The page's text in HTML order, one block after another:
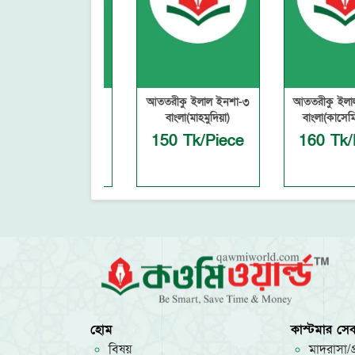
আততরীকু ইলাল ইনশা-৩
বাংলা(মাহমুদিয়া)
150 Tk/Piece
আততরীকু ইলাল
বাংলা(কাসেমিয়া
160 Tk/
হোম
বিষয়
কাস্টমার
মাদরাসা/